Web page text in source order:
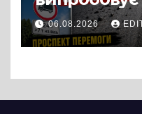
лише
Черкас
06.08.2026